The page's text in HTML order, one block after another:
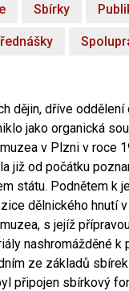
Sbírky
dějin, dříve
jako organická
v Plzni v roce
již od počátku
státu. Podnětem k
dělnického hnutí
s jejíž
nashromážděné k
ze základů
připojen sbírkový